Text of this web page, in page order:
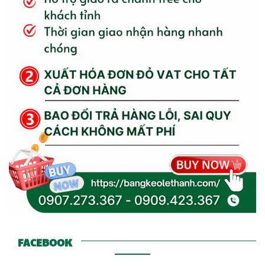
FACEBOOK